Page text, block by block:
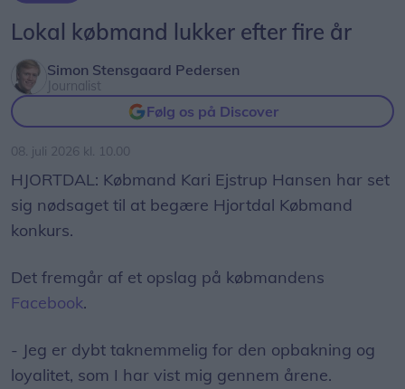
Lokal købmand lukker efter fire år
Simon Stensgaard Pedersen
Journalist
Følg os på Discover
08. juli 2026 kl. 10.00
HJORTDAL: Købmand Kari Ejstrup Hansen har set
sig nødsaget til at begære Hjortdal Købmand
konkurs.
Det fremgår af et opslag på købmandens
Facebook.
- Jeg er dybt taknemmelig for den opbakning og
loyalitet, som I har vist mig gennem årene.